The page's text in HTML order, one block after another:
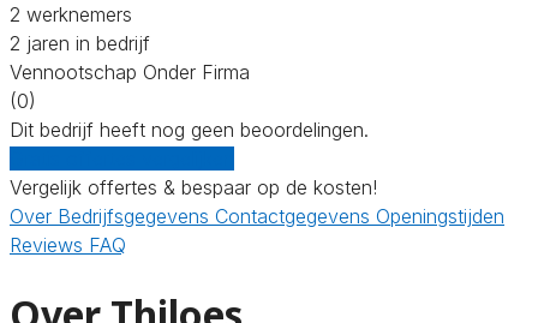
2 werknemers
2 jaren in bedrijf
Vennootschap Onder Firma
(0)
Dit bedrijf heeft nog geen beoordelingen.
Vergelijk offertes & bespaar op de kosten!
Over Bedrijfsgegevens Contactgegevens Openingstijden
Reviews FAQ